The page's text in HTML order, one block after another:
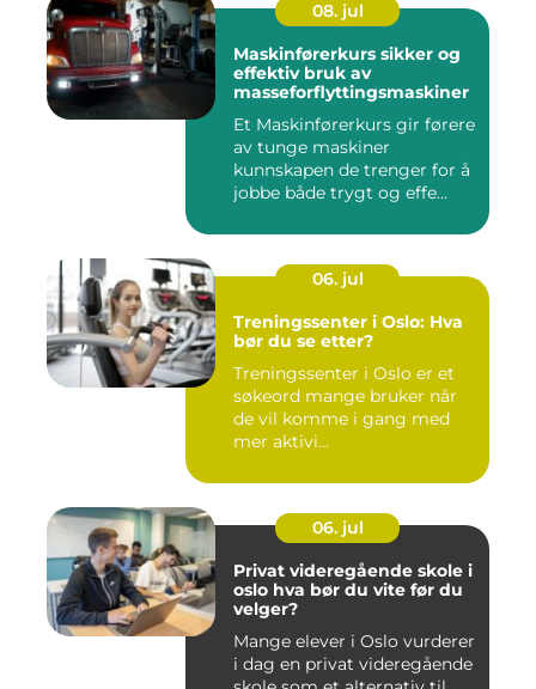
08. jul
Maskinførerkurs sikker og
effektiv bruk av
masseforflyttingsmaskiner
Et Maskinførerkurs gir førere
av tunge maskiner
kunnskapen de trenger for å
jobbe både trygt og effe...
06. jul
Treningssenter i Oslo: Hva
bør du se etter?
Treningssenter i Oslo er et
søkeord mange bruker når
de vil komme i gang med
mer aktivi...
06. jul
Privat videregående skole i
oslo hva bør du vite før du
velger?
Mange elever i Oslo vurderer
i dag en privat videregående